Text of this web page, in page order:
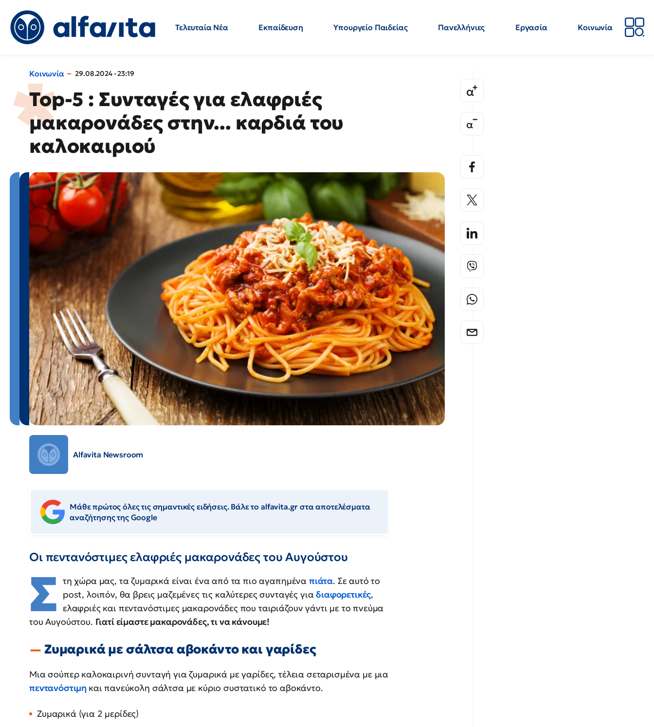
Τελευταία Νέα Εκπαίδευση Υπουργείο Παιδείας Πανελλήνιες Εργασία
Κοινωνία
Κοινωνία 29.08.2024 - 23:19
Top-5 : Συνταγές για ελαφριές
μακαρονάδες στην... καρδιά του
καλοκαιριού
Alfavita Newsroom
Μάθε πρώτος όλες τις σημαντικές ειδήσεις. Βάλε το alfavita.gr στα αποτελέσματα
αναζήτησης της Google
Οι πεντανόστιμες ελαφριές μακαρονάδες του Αυγούστου
Σ τη χώρα μας, τα ζυμαρικά είναι ένα από τα πιο αγαπημένα πιάτα. Σε αυτό το
post, λοιπόν, θα βρεις μαζεμένες τις καλύτερες συνταγές γιαδιαφορετικές,
ελαφριές και πεντανόστιμες μακαρονάδες που ταιριάζουν γάντι με το πνεύμα
του Αυγούστου. Γιατί είμαστε μακαρονάδες, τι να κάνουμε!
Ζυμαρικά με σάλτσα αβοκάντο και γαρίδες
Μια σούπερ καλοκαιρινή συνταγή για ζυμαρικά με γαρίδες, τέλεια σεταρισμένα με μια
πεντανόστιμη και πανεύκολη σάλτσα με κύριο συστατικό το αβοκάντο.
Ζυμαρικά (για 2 μερίδες)